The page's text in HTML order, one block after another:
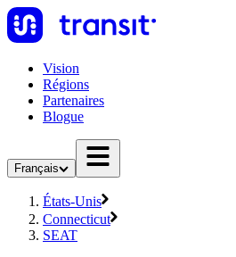
Vision
Régions
Partenaires
Blogue
Français
États-Unis
Connecticut
SEAT